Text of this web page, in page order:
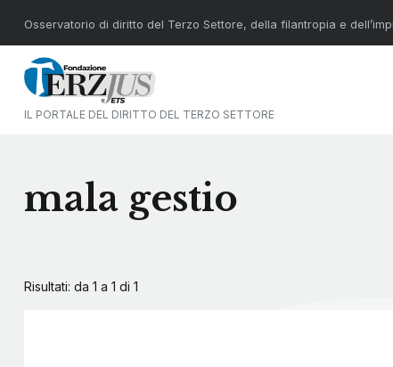
Osservatorio di diritto del Terzo Settore, della filantropia e
IL PORTALE DEL DIRITTO DEL TERZO SETTORE
mala gestio
Risultati: da 1 a 1 di 1